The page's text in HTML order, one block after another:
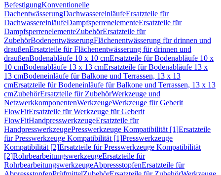
BefestigungKonventionelle
DachentwässerungDachwassereinläufeErsatzteile für
DachwassereinläufeDampfsperrenelementeErsatzteile für
DampfsperrenelementeZubehörErsatzteile für
ZubehörBodenentwässerungFlächenentwässerung für drinnen und
draußenErsatzteile für Flächenentwässerung für drinnen und
draußenBodenabläufe 10 x 10 cmErsatzteile für Bodenabläufe 10 x
10 cmBodenabläufe 13 x 13 cmErsatzteile für Bodenabläufe 13 x
13 cmBodeneinläufe für Balkone und Terrassen, 13 x 13
cmErsatzteile für Bodeneinläufe für Balkone und Terrassen, 13 x 13
cmZubehörErsatzteile für ZubehörWerkzeuge und
NetzwerkkomponentenWerkzeugeWerkzeuge für Geberit
FlowFitErsatzteile für Werkzeuge für Geberit
FlowFitHandpresswerkzeugeErsatzteile für
HandpresswerkzeugePresswerkzeuge Kompatibilität [1]Ersatzteile
für Presswerkzeuge Kompatibilität [1]Presswerkzeuge
Kompatibilität [2]Ersatzteile für Presswerkzeuge Kompatibilität
[2]RohrbearbeitungswerkzeugeErsatzteile für
RohrbearbeitungswerkzeugeAbpressstopfenErsatzteile für